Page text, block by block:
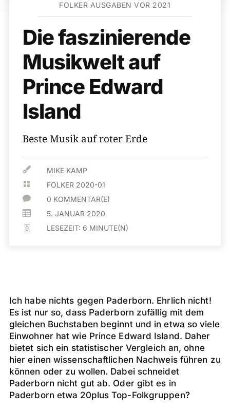
FOLKER AUSGABEN VOR 2021
Die faszinierende
Musikwelt auf
Prince Edward
Island
Beste Musik auf roter Erde
 MIKE KAMP
 FOLKER 2020-01
 0 KOMMENTAR(E)
 5. JANUAR 2020
 LESEZEIT: 6 MINUTE(N)
Ich habe nichts gegen Paderborn. Ehrlich nicht!
Es ist nur so, dass Paderborn zufällig mit dem
gleichen Buchstaben beginnt und in etwa so viele
Einwohner hat wie Prince Edward Island. Daher
bietet sich ein statistischer Vergleich an, ohne
hier einen wissenschaftlichen Nachweis führen zu
können oder zu wollen. Dabei schneidet
Paderborn nicht gut ab. Oder gibt es in
Paderborn etwa 20plus Top-Folkgruppen?